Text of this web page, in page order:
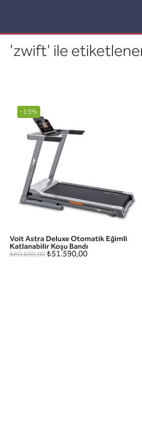
'zwift' ile
HIZLI GÖRÜNÜM
-15%
Voit Astra Deluxe Otomatik Eğimli
Katlanabilir Koşu Bandı
₺60.690,00 ₺51.590,00